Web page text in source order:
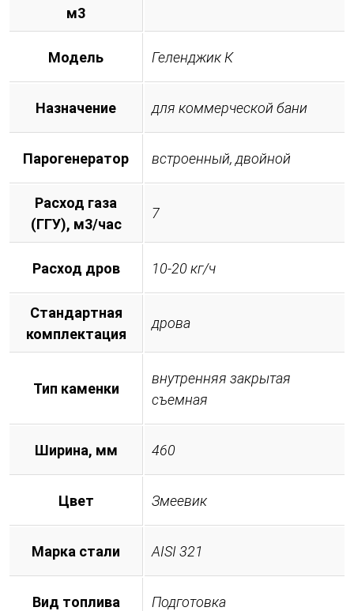
м3
Модель Геленджик К
Назначение для коммерческой бани
Парогенератор встроенный, двойной
Расход газа
(ГГУ), м3/час
7
Расход дров 10-20 кг/ч
Стандартная
комплектация
дрова
Тип каменки
внутренняя закрытая
съемная
Ширина, мм 460
Цвет Змеевик
Марка стали AISI 321
Вид топлива Подготовка